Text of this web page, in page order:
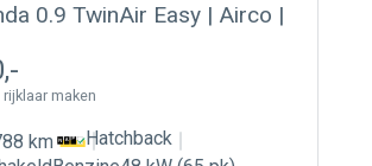
0.9 TwinAir Easy | Airco |
maken
km
Hatchback